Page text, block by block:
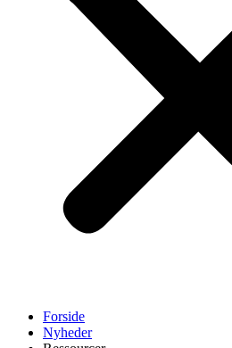
Forside
Nyheder